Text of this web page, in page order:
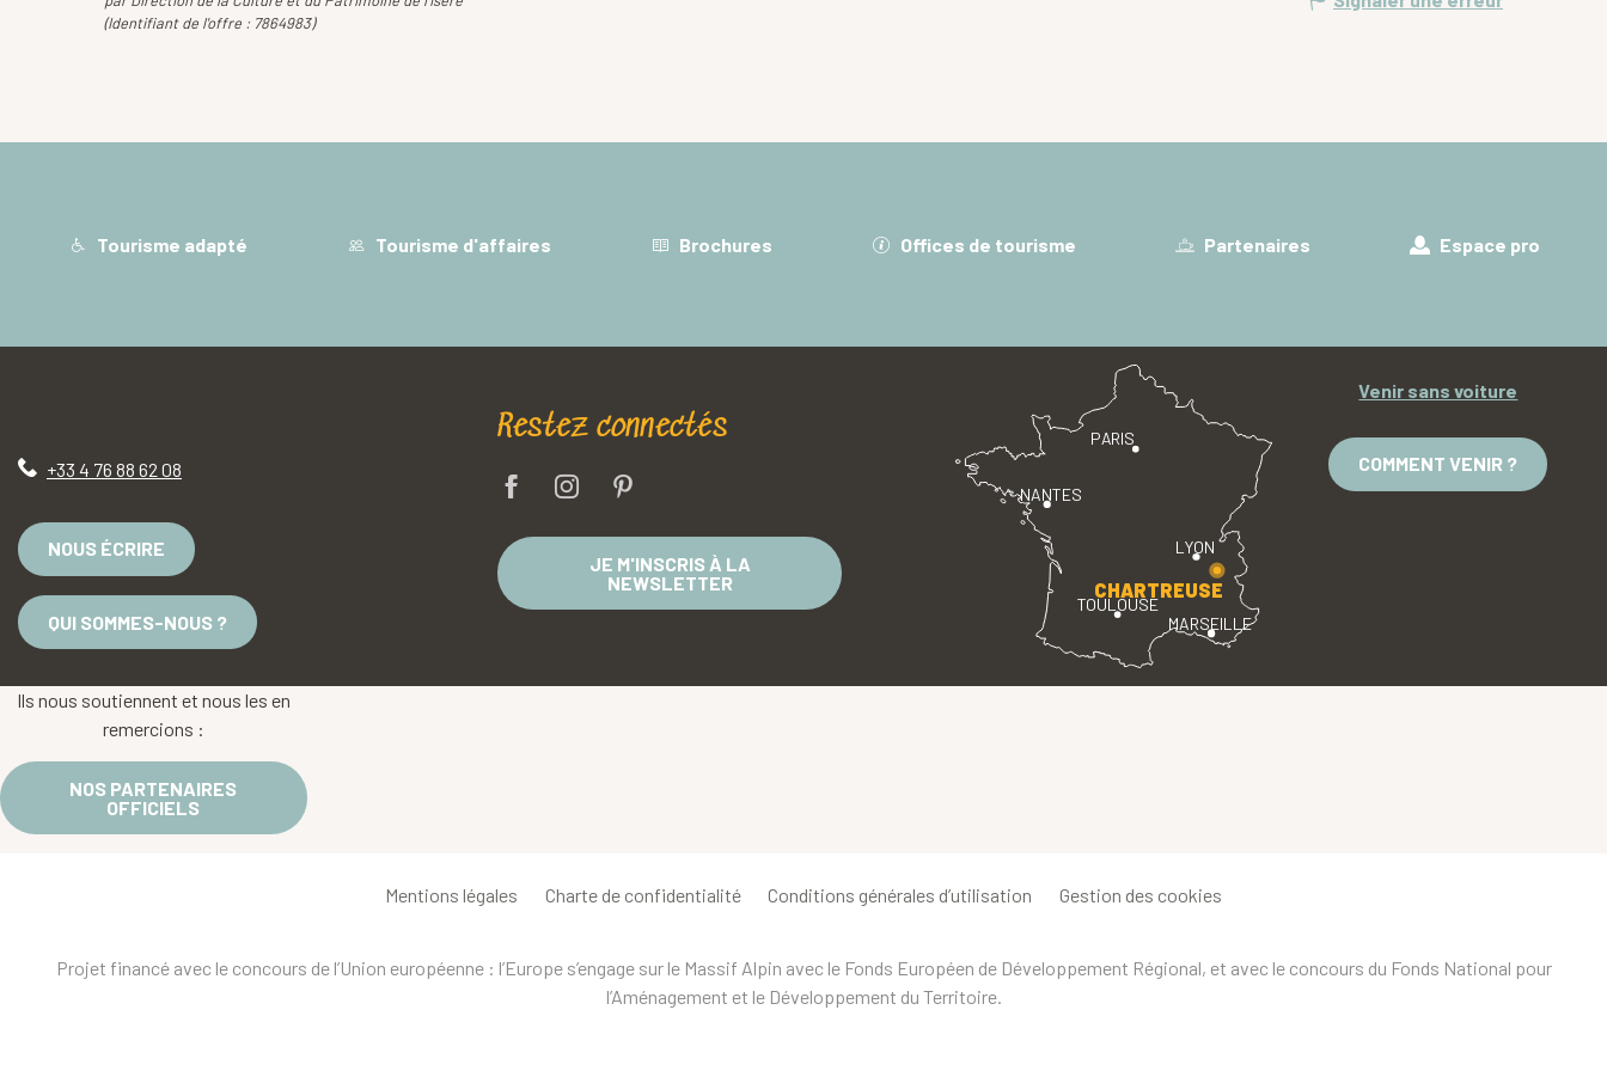
(Identifiant de l'offre : 7864983)
Tourisme adapté Tourisme d'affaires Brochures Offices de tourisme Partenaires Espace pro
+33 4 76 88 62 08
NOUS ÉCRIRE
QUI SOMMES-NOUS ?
Restez connectés
JE M'INSCRIS À LA
NEWSLETTER
PARIS
LYON
TOULOUSE
MARSEILLE
NANTES
CHARTREUSE
Venir sans voiture
COMMENT VENIR ?
Ils nous soutiennent et nous les en
remercions :
NOS PARTENAIRES
OFFICIELS
Mentions légales Charte de confidentialité Conditions générales d’utilisation Gestion des cookies
Projet financé avec le concours de l’Union européenne : l’Europe s’engage sur le Massif Alpin avec le Fonds Européen de Développement Régional, et avec le concours du Fonds National pour
l’Aménagement et le Développement du Territoire.